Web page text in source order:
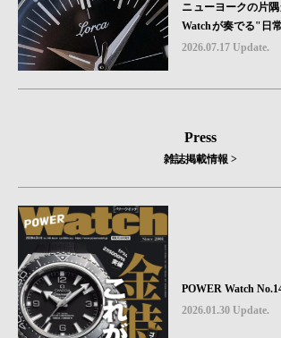
ニューヨークの片
Watchが奏でる"日
icks #08
2026.07.17 Update.
Press
雑誌掲載情報 >
POWER Watch
2026.01.30 Update.